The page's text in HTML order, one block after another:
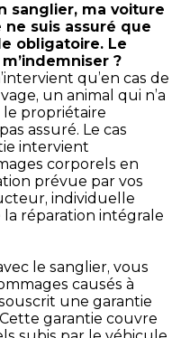
sanglier, ma voiture
suis assuré que
obligatoire. Le
?
qu’en cas de
un animal qui n’a
propriétaire
assuré. Le cas
intervient
corporels en
prévue par vos
individuelle
réparation intégrale
le sanglier, vous
causés à
une garantie
garantie couvre